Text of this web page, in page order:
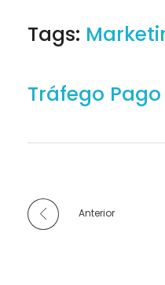
Tags:
Tráfego Pago
Anterior